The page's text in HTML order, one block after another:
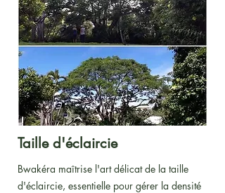
Taille d'éclaircie
Bwakéra maîtrise l'art délicat de la taille
d'éclaircie, essentielle pour gérer la densité